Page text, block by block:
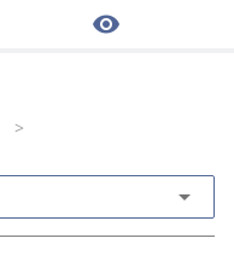
visibility
>
arrow_drop_down